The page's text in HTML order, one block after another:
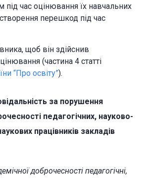
під час оцінювання їх навчальних
перешкод під час
щоб він здійснив
(частина 4 статті
“Про освіту”).
за порушення
педагогічних, науково-
працівників закладів
доброчесності педагогічні,